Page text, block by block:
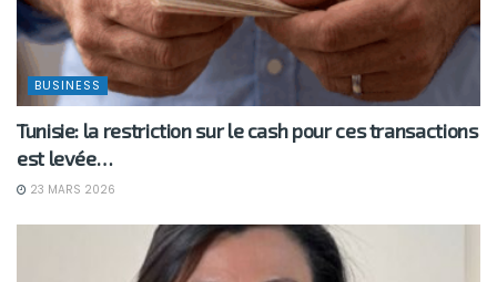
BUSINESS
Tunisie: la restriction sur le cash pour ces transactions
est levée…
23 MARS 2026